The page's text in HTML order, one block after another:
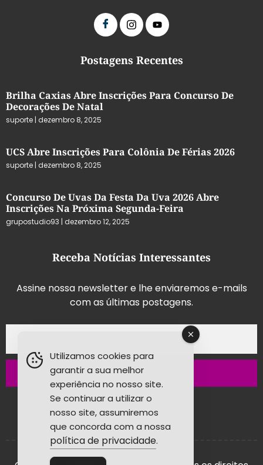
Postagens Recentes
Brilha Caxias Abre Inscrições Para Concurso De
Decorações De Natal
suporte dezembro 8, 2025
UCS Abre Inscrições Para Colônia De Férias 2026
suporte dezembro 8, 2025
Concurso De Uvas Da Festa Da Uva 2026 Abre
Inscrições Na Próxima Segunda-Feira
grupostudio93 dezembro 12, 2025
Receba Notícias Interessantes
Assine nossa newsletter e lhe enviaremos e-mails
com as últimas postagens.
Inscrever-se
Utilizamos cookies para
garantir a sua melhor
experiência no nosso site.
Se continuar a utilizar o
nosso site, assumiremos
que concorda com a nossa
política de privacidade.